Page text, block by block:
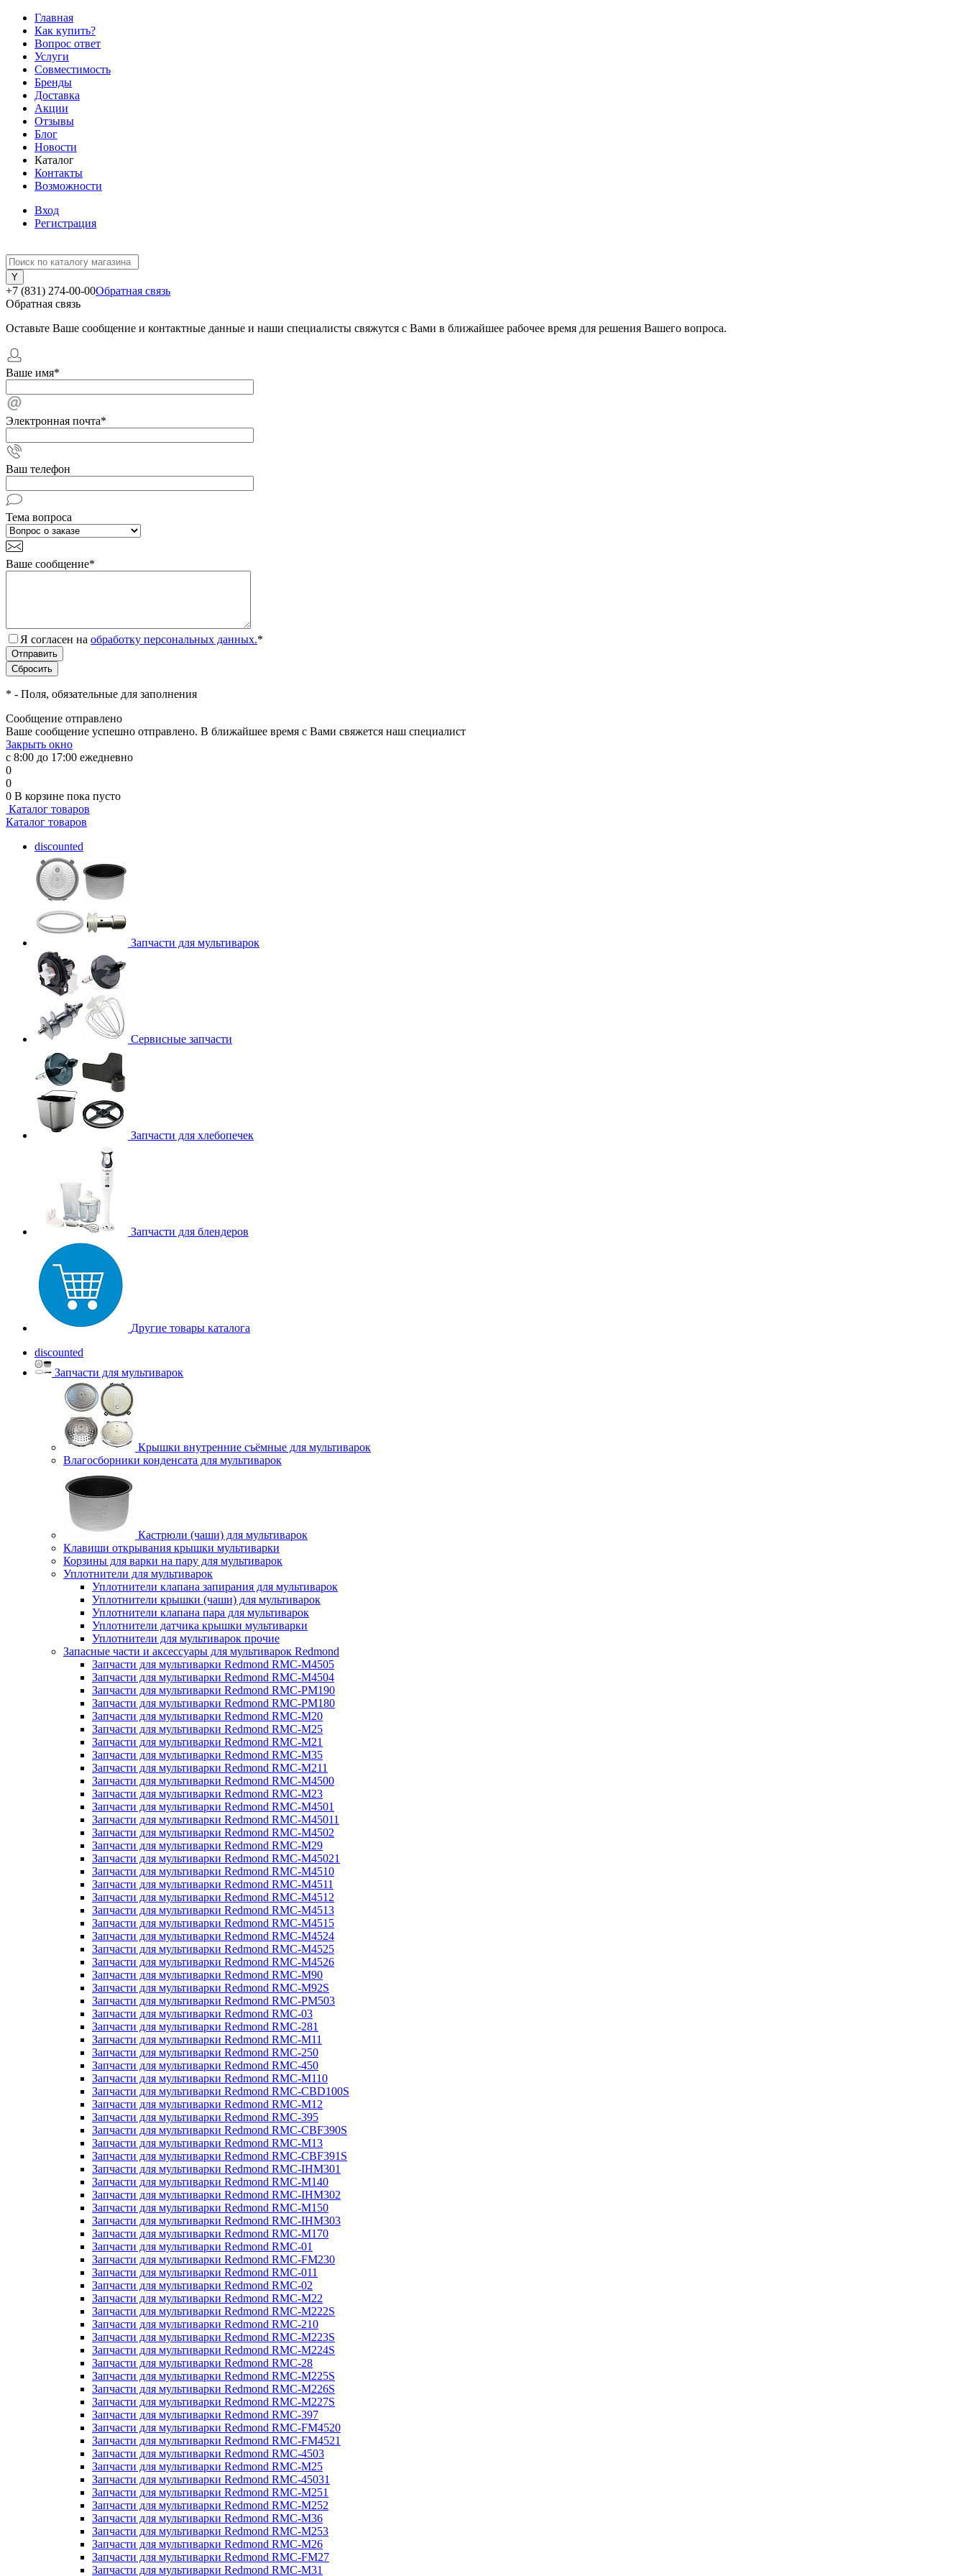
Главная
Как купить?
Вопрос ответ
Услуги
Совместимость
Бренды
Доставка
Акции
Отзывы
Блог
Новости
Каталог
Контакты
Возможности
Вход
Регистрация
+7 (831) 274-00-00Обратная связь
Обратная связь
Оставьте Ваше сообщение и контактные данные и наши специалисты свяжутся с Вами в ближайшее рабочее время для решения Вашего вопроса.
Ваше имя*
Электронная почта*
Ваш телефон
Тема вопроса
Ваше сообщение*
Я согласен на обработку персональных данных.*
* - Поля, обязательные для заполнения
Сообщение отправлено
Ваше сообщение успешно отправлено. В ближайшее время с Вами свяжется наш специалист
Закрыть окно
с 8:00 до 17:00 ежедневно
0
0
0 В корзине пока пусто
Каталог товаров
Каталог товаров
discounted
Запчасти для мультиварок
Сервисные запчасти
Запчасти для хлебопечек
Запчасти для блендеров
Другие товары каталога
discounted
Запчасти для мультиварок
Крышки внутренние съёмные для мультиварок
Влагосборники конденсата для мультиварок
Кастрюли (чаши) для мультиварок
Клавиши открывания крышки мультиварки
Корзины для варки на пару для мультиварок
Уплотнители для мультиварок
Уплотнители клапана запирания для мультиварок
Уплотнители крышки (чаши) для мультиварок
Уплотнители клапана пара для мультиварок
Уплотнители датчика крышки мультиварки
Уплотнители для мультиварок прочие
Запасные части и аксессуары для мультиварок Redmond
Запчасти для мультиварки Redmond RMC-M4505
Запчасти для мультиварки Redmond RMC-M4504
Запчасти для мультиварки Redmond RMC-PM190
Запчасти для мультиварки Redmond RMC-PM180
Запчасти для мультиварки Redmond RMC-M20
Запчасти для мультиварки Redmond RMC-M25
Запчасти для мультиварки Redmond RMC-M21
Запчасти для мультиварки Redmond RMC-M35
Запчасти для мультиварки Redmond RMC-M211
Запчасти для мультиварки Redmond RMC-M4500
Запчасти для мультиварки Redmond RMC-M23
Запчасти для мультиварки Redmond RMC-M4501
Запчасти для мультиварки Redmond RMC-M45011
Запчасти для мультиварки Redmond RMC-M4502
Запчасти для мультиварки Redmond RMC-M29
Запчасти для мультиварки Redmond RMC-M45021
Запчасти для мультиварки Redmond RMC-M4510
Запчасти для мультиварки Redmond RMC-M4511
Запчасти для мультиварки Redmond RMC-M4512
Запчасти для мультиварки Redmond RMC-M4513
Запчасти для мультиварки Redmond RMC-M4515
Запчасти для мультиварки Redmond RMC-M4524
Запчасти для мультиварки Redmond RMC-M4525
Запчасти для мультиварки Redmond RMC-M4526
Запчасти для мультиварки Redmond RMC-M90
Запчасти для мультиварки Redmond RMC-M92S
Запчасти для мультиварки Redmond RMC-PM503
Запчасти для мультиварки Redmond RMC-03
Запчасти для мультиварки Redmond RMC-281
Запчасти для мультиварки Redmond RMC-M11
Запчасти для мультиварки Redmond RMC-250
Запчасти для мультиварки Redmond RMC-450
Запчасти для мультиварки Redmond RMC-M110
Запчасти для мультиварки Redmond RMC-CBD100S
Запчасти для мультиварки Redmond RMC-M12
Запчасти для мультиварки Redmond RMC-395
Запчасти для мультиварки Redmond RMC-CBF390S
Запчасти для мультиварки Redmond RMC-M13
Запчасти для мультиварки Redmond RMC-CBF391S
Запчасти для мультиварки Redmond RMC-IHM301
Запчасти для мультиварки Redmond RMC-M140
Запчасти для мультиварки Redmond RMC-IHM302
Запчасти для мультиварки Redmond RMC-M150
Запчасти для мультиварки Redmond RMC-IHM303
Запчасти для мультиварки Redmond RMC-M170
Запчасти для мультиварки Redmond RMC-01
Запчасти для мультиварки Redmond RMC-FM230
Запчасти для мультиварки Redmond RMC-011
Запчасти для мультиварки Redmond RMC-02
Запчасти для мультиварки Redmond RMC-M22
Запчасти для мультиварки Redmond RMC-M222S
Запчасти для мультиварки Redmond RMC-210
Запчасти для мультиварки Redmond RMC-M223S
Запчасти для мультиварки Redmond RMC-M224S
Запчасти для мультиварки Redmond RMC-28
Запчасти для мультиварки Redmond RMC-M225S
Запчасти для мультиварки Redmond RMC-M226S
Запчасти для мультиварки Redmond RMC-M227S
Запчасти для мультиварки Redmond RMC-397
Запчасти для мультиварки Redmond RMC-FM4520
Запчасти для мультиварки Redmond RMC-FM4521
Запчасти для мультиварки Redmond RMC-4503
Запчасти для мультиварки Redmond RMC-M25
Запчасти для мультиварки Redmond RMC-45031
Запчасти для мультиварки Redmond RMC-M251
Запчасти для мультиварки Redmond RMC-M252
Запчасти для мультиварки Redmond RMC-M36
Запчасти для мультиварки Redmond RMC-M253
Запчасти для мультиварки Redmond RMC-M26
Запчасти для мультиварки Redmond RMC-FM27
Запчасти для мультиварки Redmond RMC-M31